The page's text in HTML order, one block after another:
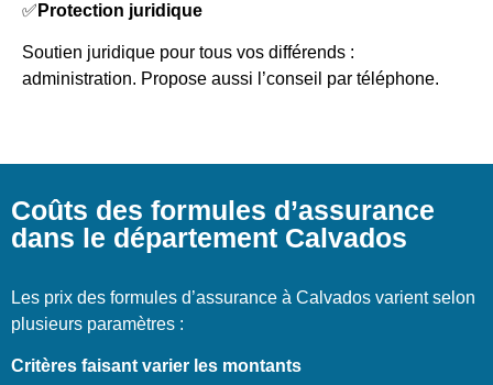
✅ Protection juridique
Soutien juridique pour tous vos différends :
administration. Propose aussi l’conseil par téléphone.
Coûts des formules d’assurance
dans le département Calvados
Les prix des formules d’assurance à Calvados varient selon
plusieurs paramètres :
Critères faisant varier les montants